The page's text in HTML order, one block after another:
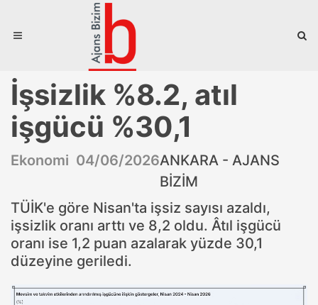
İşsizlik %8.2, atıl
işgücü %30,1
Ekonomi 04/06/2026ANKARA - AJANS
BİZİM
TÜİK'e göre Nisan'ta işsiz sayısı azaldı,
işsizlik oranı arttı ve 8,2 oldu. Âtıl işgücü
oranı ise 1,2 puan azalarak yüzde 30,1
düzeyine geriledi.